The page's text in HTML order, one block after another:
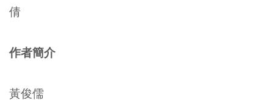
倩
作者簡介
黃俊儒